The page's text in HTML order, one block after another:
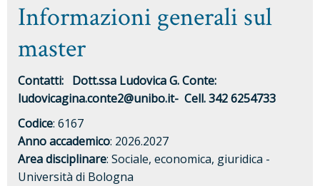
Informazioni generali sul
master
Contatti: Dott.ssa Ludovica G. Conte:
ludovicagina.conte2@unibo.it- Cell.342 6254733
Codice: 6167
Anno accademico: 2026.2027
Area disciplinare: Sociale, economica, giuridica -
Università di Bologna